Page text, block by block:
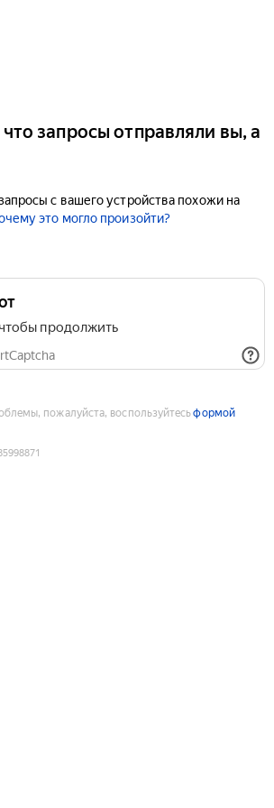
запросы отправляли вы, а
с вашего устройства похожи на
это могло произойти?
продолжить
пожалуйста, воспользуйтесьформой